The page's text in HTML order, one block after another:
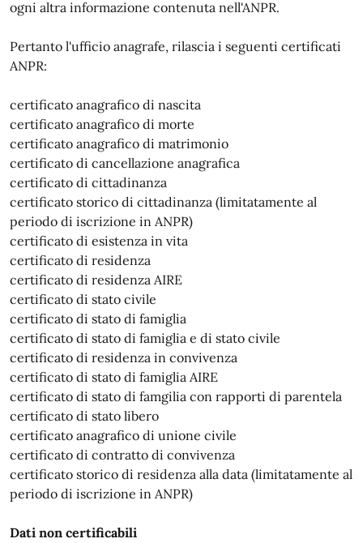
ogni altra informazione contenuta nell'ANPR.
Pertanto l'ufficio anagrafe, rilascia i seguenti certificati
ANPR:
certificato anagrafico di nascita
certificato anagrafico di morte
certificato anagrafico di matrimonio
certificato di cancellazione anagrafica
certificato di cittadinanza
certificato storico di cittadinanza (limitatamente al
periodo di iscrizione in ANPR)
certificato di esistenza in vita
certificato di residenza
certificato di residenza AIRE
certificato di stato civile
certificato di stato di famiglia
certificato di stato di famiglia e di stato civile
certificato di residenza in convivenza
certificato di stato di famiglia AIRE
certificato di stato di famgilia con rapporti di parentela
certificato di stato libero
certificato anagrafico di unione civile
certificato di contratto di convivenza
certificato storico di residenza alla data (limitatamente al
periodo di iscrizione in ANPR)
Dati non certificabili